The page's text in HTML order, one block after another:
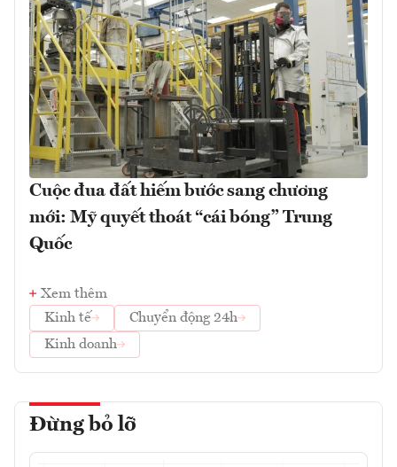
Cuộc đua đất hiếm bước sang chương
mới: Mỹ quyết thoát “cái bóng” Trung
Quốc
Xem thêm
Kinh tế
Chuyển động 24h
Kinh doanh
Đừng bỏ lỡ